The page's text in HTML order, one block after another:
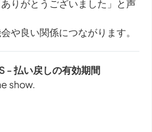
りがとうございました」と声
や良い関係につながります。
- 払い戻しの有効期間
show.